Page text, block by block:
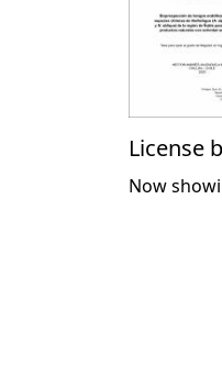
License
Now